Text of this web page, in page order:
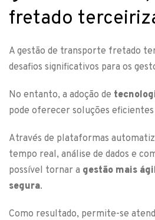
fretado
A gestão de transporte fretado
desafios significativos para os
No entanto, a adoção de
pode oferecer soluções
Através de plataformas
tempo real, análise de dados e
possível tornar a gestão mais
segura.
Como resultado, permite-se